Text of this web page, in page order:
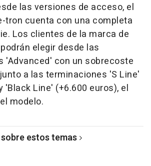
las versiones de acceso, el
tron cuenta con una completa
Los clientes de la marca de
elegir desde las
'Advanced' con un sobrecoste
a las terminaciones 'S Line'
'Black Line' (+6.600 euros), el
modelo.
estos temas